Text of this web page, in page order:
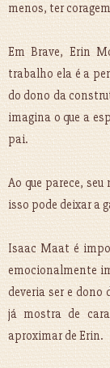
menos, ter
Em Brave, Erin
trabalho ela é a
do dono da
imagina o que a
pai.
Ao que parece,
isso pode deixar a
Isaac Maat é
emocionalmente
deveria ser e dono
já mostra de
aproximar de Erin.